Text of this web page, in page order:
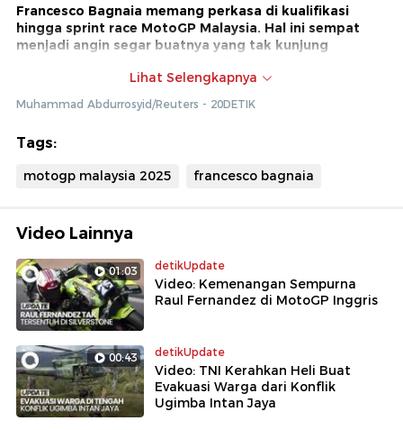
Francesco Bagnaia memang perkasa di kualifikasi
hingga sprint race MotoGP Malaysia. Hal ini sempat
menjadi angin segar buatnya yang tak kunjung
balapan utama MotoGP Malaysia 2025 menyisakan tiga
masalah di bagian ban belakang. Satu lap kemudian
Lihat Selengkapnya
Muhammad Abdurrosyid/Reuters - 20DETIK
Tags:
motogp malaysia 2025 francesco bagnaia
Video Lainnya
01:03 detikUpdate
Video: Kemenangan Sempurna
Raul Fernandez di MotoGP Inggris
00:43 detikUpdate
Video: TNI Kerahkan Heli Buat
Evakuasi Warga dari Konflik
Ugimba Intan Jaya